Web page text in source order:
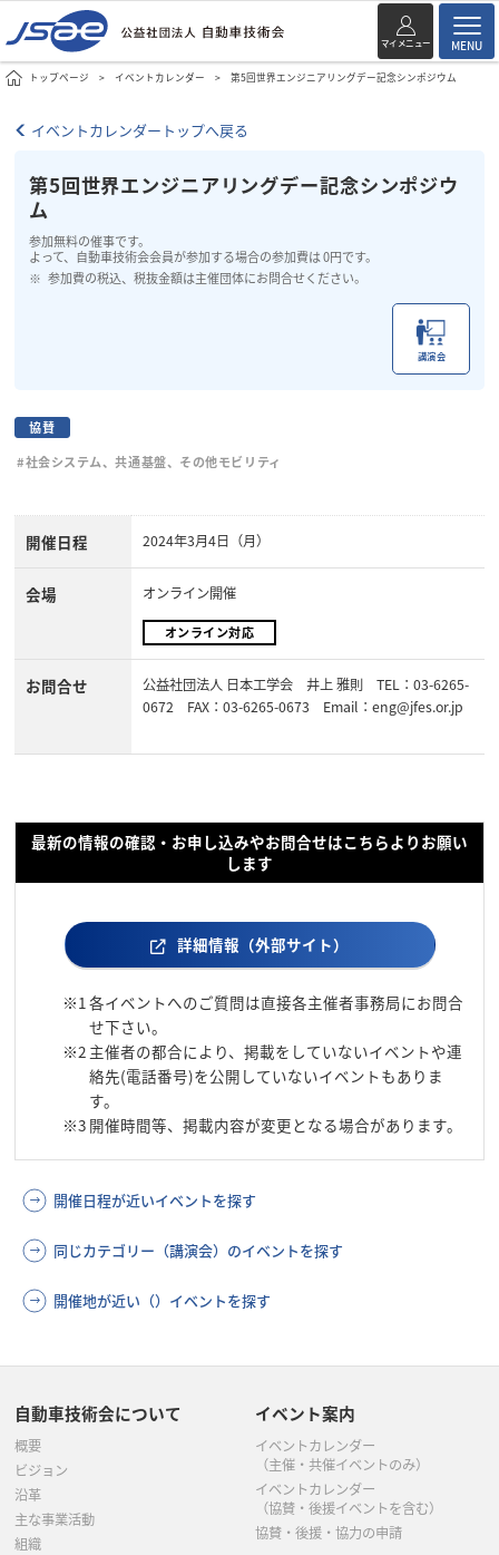
マイメニュー MENU
トップページ イベントカレンダー 第5回世界エンジニアリングデー記念シンポジウム
イベントカレンダートップへ戻る
第5回世界エンジニアリングデー記念シンポジウ
ム
参加無料の催事です。
よって、自動車技術会会員が参加する場合の参加費は 0円です。
参加費の税込、税抜金額は主催団体にお問合せください。
講演会
協賛
#社会システム、共通基盤、その他モビリティ
開催日程 2024年3月4日（月）
会場 オンライン開催
オンライン対応
お問合せ
公益社団法人 日本工学会 井上 雅則 TEL：03-6265-
0672 FAX：03-6265-0673 Email：eng@jfes.or.jp
最新の情報の確認・お申し込みやお問合せはこちらよりお願い
します
詳細情報（外部サイト）
※1 各イベントへのご質問は直接各主催者事務局にお問合
せ下さい。
※2 主催者の都合により、掲載をしていないイベントや連
絡先(電話番号)を公開していないイベントもありま
す。
※3 開催時間等、掲載内容が変更となる場合があります。
開催日程が近いイベントを探す
同じカテゴリー（講演会）のイベントを探す
開催地が近い（）イベントを探す
自動車技術会について
概要
ビジョン
沿革
主な事業活動
組織
イベント案内
イベントカレンダー
（主催・共催イベントのみ）
イベントカレンダー
（協賛・後援イベントを含む）
協賛・後援・協力の申請